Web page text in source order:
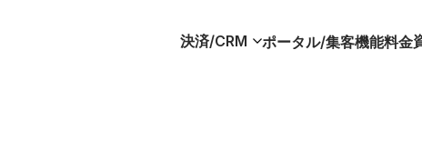
決済/CRM ポータル/集客機能料金